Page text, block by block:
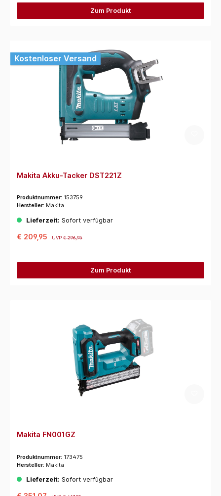
Zum Produkt
Kostenloser Versand
Makita Akku-Tacker DST221Z
Produktnummer: 153759
Hersteller: Makita
Lieferzeit: Sofort verfügbar
€ 209,95 UVP€ 296,95
Zum Produkt
Makita FN001GZ
Produktnummer: 173475
Hersteller: Makita
Lieferzeit: Sofort verfügbar